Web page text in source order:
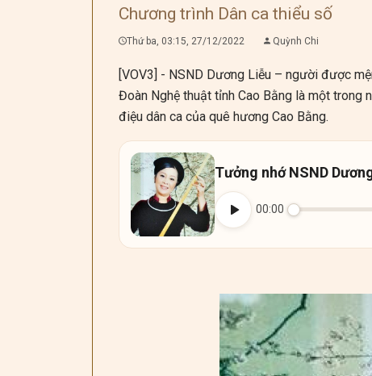
GHTP
Chủ tịch Hồ Chí Minh
Ca khúc thi đua ái quốc
Chương trình Dân ca thiểu số
Thứ ba, 03:15, 27/12/2022 Quỳnh Chi
[VOV3] - NSND Dương Liễu – người được
Đoàn Nghệ thuật tỉnh Cao Bằng là một trong
điệu dân ca của quê hương Cao Bằng.
Tưởng nhớ NSND
00:00